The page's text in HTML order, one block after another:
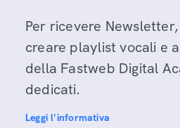
Per ricevere
creare playlist vocali e
della Fastweb Digital
dedicati.
Leggi l'informativa